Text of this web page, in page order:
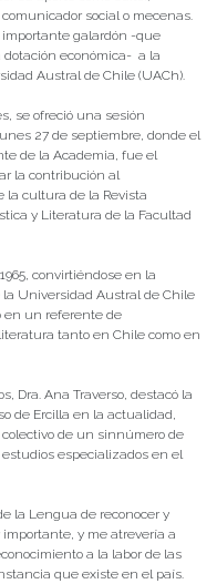
social o mecenas.
importante galardón -que
económica- a la
Austral de Chile (UACh).
se ofreció una sesión
27 de septiembre, donde el
de la Academia, fue el
la contribución al
la cultura de la Revista
y Literatura de la Facultad
convirtiéndose en la
Universidad Austral de Chile
en un referente de
tanto en Chile como en
Dra. Ana Traverso, destacó la
de Ercilla en la actualidad,
de un sinnúmero de
especializados en el
la Lengua de reconocer y
y me atrevería a
a la labor de las
que existe en el país.